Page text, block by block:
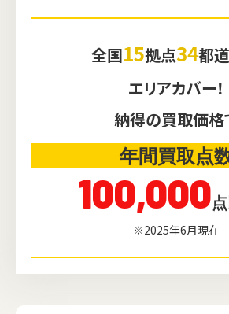
全国15拠点34都
エリアカバー！
納得の買取価格
年間買取点
100,000
※2025年6月現在